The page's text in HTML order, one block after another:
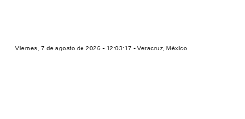
Viernes, 7 de agosto de 2026 • 12:03:18 • Veracruz, México